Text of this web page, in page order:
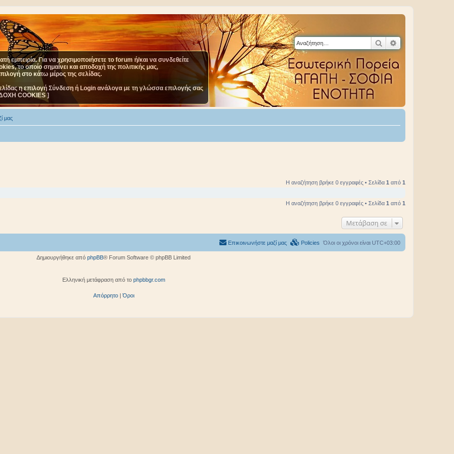
Αναζήτηση
μας
Η αναζήτηση βρήκε 0 εγγραφές • Σελίδα 1 από 1
Η αναζήτηση βρήκε 0 εγγραφές • Σελίδα 1 από 1
Μετάβαση σε
εμπειρία. Για να χρησιμοποιήσετε το forum ή/και να συνδεθείτε
το οποίο σημαίνει και αποδοχή της πολιτικής μας,
στο κάτω μέρος της σελίδας.
η επιλογή Σύνδεση ή Login ανάλογα με τη γλώσσα επιλογής σας
COOKIES ]
Όλοι οι χρόνοι είναι UTC+03:00
Policies
Επικοινωνήστε μαζί μας
Δημιουργήθηκε από phpBB® Forum Software © phpBB Limited
Ελληνική μετάφραση από το phpbbgr.com
Απόρρητο|Όροι